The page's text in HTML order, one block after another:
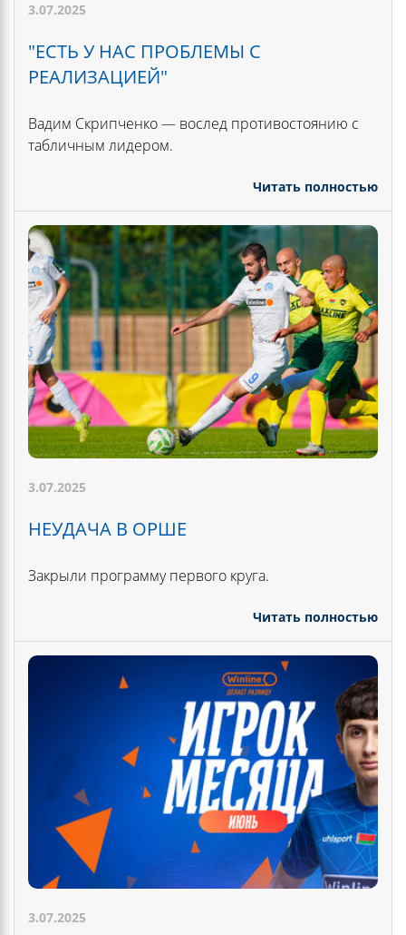
3.07.2025
"ЕСТЬ У НАС ПРОБЛЕМЫ С
РЕАЛИЗАЦИЕЙ"
Вадим Скрипченко — вослед противостоянию с
табличным лидером.
Читать полностью
3.07.2025
НЕУДАЧА В ОРШЕ
Закрыли программу первого круга.
Читать полностью
3.07.2025